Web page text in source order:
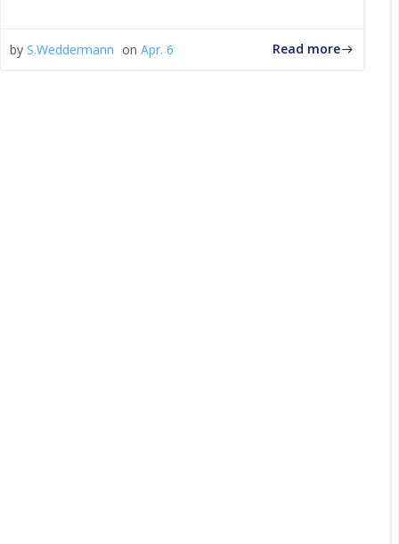
by S.Weddermann on Apr. 6 Read more